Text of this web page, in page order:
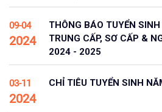
09-04
2024
THÔNG BÁO TUYỂN
TRUNG CẤP, SƠ CẤP &
2024 - 2025
03-11
2024
CHỈ TIÊU TUYỂN SINH